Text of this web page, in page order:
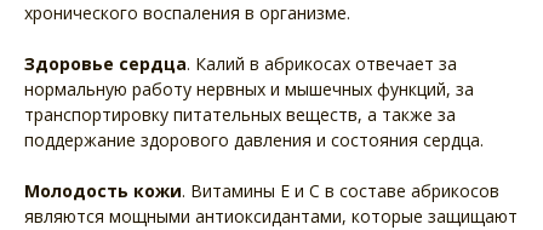
хронического воспаления в организме.
Здоровье сердца. Калий в абрикосах отвечает за
нормальную работу нервных и мышечных функций, за
транспортировку питательных веществ, а также за
поддержание здорового давления и состояния сердца.
Молодость кожи. Витамины Е и С в составе абрикосов
являются мощными антиоксидантами, которые защищают